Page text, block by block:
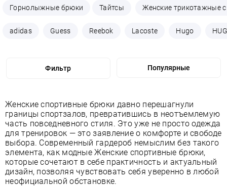
Горнолыжные брюки Тайтсы Женские трикотажные
adidas Guess Reebok Lacoste Hugo
Фильтр
Женские спортивные брюки давно перешагнули
границы спортзалов, превратившись в неотъемлемую
часть повседневного стиля. Это уже не просто одежда
для тренировок — это заявление о комфорте и свободе
выбора. Современный гардероб немыслим без такого
элемента, как модные Женские спортивные брюки,
которые сочетают в себе практичность и актуальный
дизайн, позволяя чувствовать себя уверенно в любой
неофициальной обстановке.